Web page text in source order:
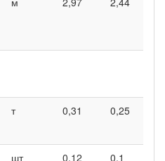
т 0,31 0,25
шт 0,12 0,1